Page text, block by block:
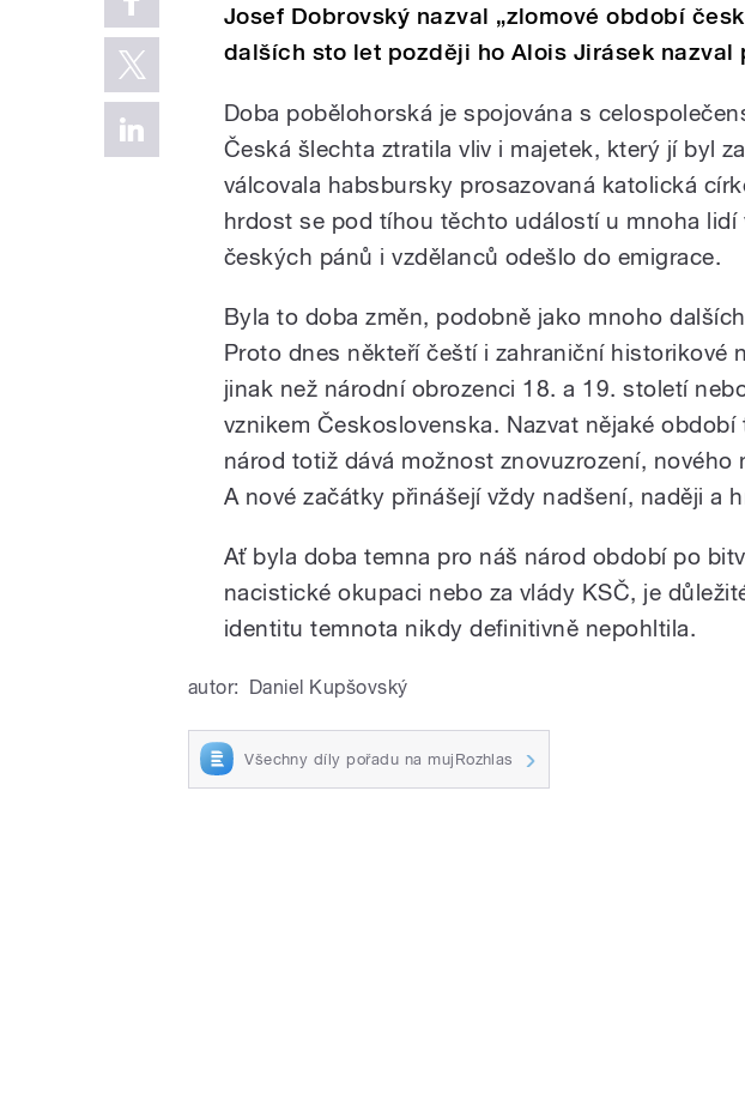
Josef Dobrovský nazval „zlomové období
dalších sto let později ho Alois Jirásek nazval
Doba pobělohorská je spojována s
Česká šlechta ztratila vliv i majetek, který jí byl
válcovala habsbursky prosazovaná katolická
hrdost se pod tíhou těchto událostí u mnoha lidí
českých pánů i vzdělanců odešlo do emigrace.
Byla to doba změn, podobně jako mnoho
Proto dnes někteří čeští i zahraniční historikové
jinak než národní obrozenci 18. a 19. století
vznikem Československa. Nazvat nějaké
národ totiž dává možnost znovuzrození, nového
A nové začátky přinášejí vždy nadšení, naději a
Ať byla doba temna pro náš národ období po
nacistické okupaci nebo za vlády KSČ, je
identitu temnota nikdy definitivně nepohltila.
autor: Daniel Kupšovský
Všechny díly pořadu na mujRozhlas